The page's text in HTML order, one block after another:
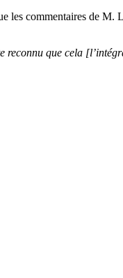
les commentaires de
reconnu que cela